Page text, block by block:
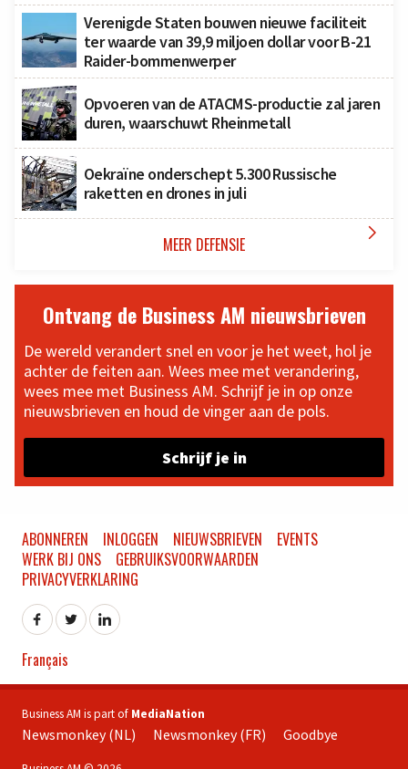
Verenigde Staten bouwen nieuwe faciliteit
ter waarde van 39,9 miljoen dollar voor B-21
Raider-bommenwerper
Opvoeren van de ATACMS-productie zal jaren
duren, waarschuwt Rheinmetall
Oekraïne onderschept 5.300 Russische
raketten en drones in juli
MEER DEFENSIE 
Ontvang de Business AM nieuwsbrieven
De wereld verandert snel en voor je het weet, hol je
achter de feiten aan. Wees mee met verandering,
wees mee met Business AM. Schrijf je in op onze
nieuwsbrieven en houd de vinger aan de pols.
Schrijf je in
ABONNEREN INLOGGEN NIEUWSBRIEVEN
EVENTS
WERK BIJ ONS
GEBRUIKSVOORWAARDEN
PRIVACYVERKLARING
Français
Business AM is part of MediaNation
Newsmonkey (NL) Newsmonkey (FR) Goodbye